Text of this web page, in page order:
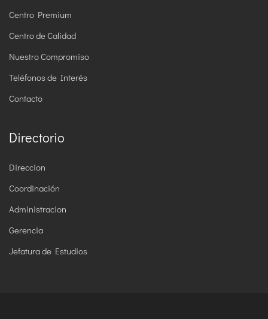
Centro Premium
Centro de Calidad
Nuestro Compromiso
Teléfonos de Interés
Contacto
Directorio
Direccion
Coordinación
Administracion
Gerencia
Jefatura de Estudios